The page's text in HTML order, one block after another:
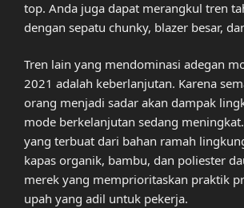
top. Anda juga dapat merangkul tren
dengan sepatu chunky, blazer besar,
Tren lain yang mendominasi adegan
2021 adalah keberlanjutan. Karena
orang menjadi sadar akan dampak
mode berkelanjutan sedang
yang terbuat dari bahan ramah
kapas organik, bambu, dan poliester
merek yang memprioritaskan praktik
upah yang adil untuk pekerja.